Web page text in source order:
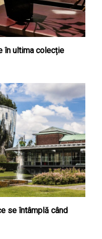
în ultima colecție
se întâmplă când